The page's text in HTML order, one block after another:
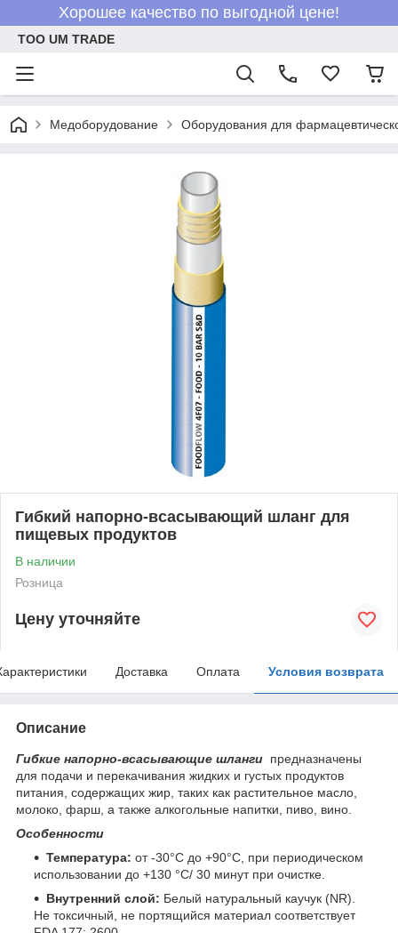
Хорошее качество по выгодной цене!
ТОО UM TRADE
Медоборудование Оборудования для
Гибкий напорно-всасывающий шланг для
пищевых продуктов
В наличии
Розница
Цену уточняйте
Доставка Оплата Условия возврата
Описание
Гибкие напорно-всасывающие шланги предназначены
для подачи и перекачивания жидких и густых продуктов
питания, содержащих жир, таких как растительное масло,
молоко, фарш, а также алкогольные напитки, пиво, вино.
Особенности
Температура: от -30°C до +90°C, при периодическом
использовании до +130 °C/ 30 минут при очистке.
Внутренний слой: Белый натуральный каучук (NR).
Не токсичный, не портящийся материал соответствует